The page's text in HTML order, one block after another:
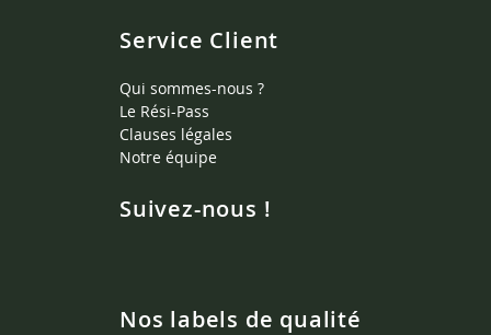
Service Client
Qui sommes-nous ?
Le Rési-Pass
Clauses légales
Notre équipe
Suivez-nous !
Nos labels de qualité